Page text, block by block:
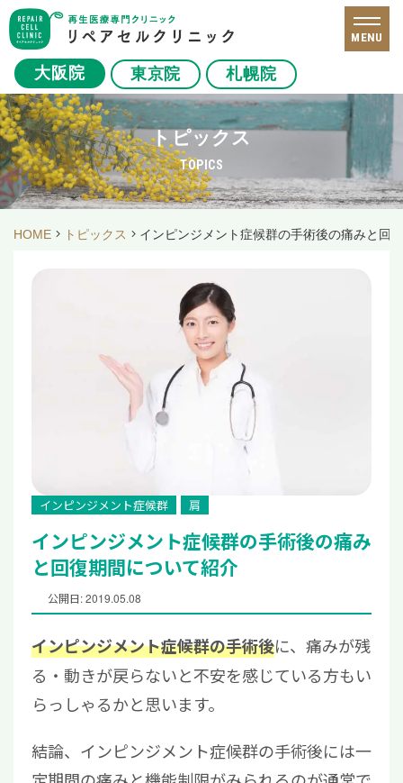
大阪院 東京院 札幌院
MENU
トピックス
TOPICS
HOME トピックス インピンジメント症候群の手術後の痛みと回
インピンジメント症候群 肩
インピンジメント症候群の手術後の痛み
と回復期間について紹介
公開日: 2019.05.08
インピンジメント症候群の手術後に、痛みが残
る・動きが戻らないと不安を感じている方もい
らっしゃるかと思います。
結論、インピンジメント症候群の手術後には一